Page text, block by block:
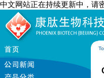
中文网站正在持续更新中，请